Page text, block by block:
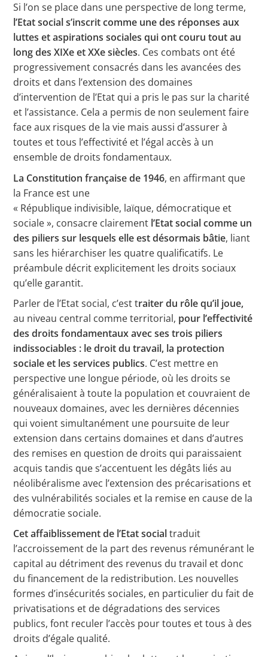
Si l’on se place dans une perspective de long terme,
l’Etat social s’inscrit comme une des réponses aux
luttes et aspirations sociales qui ont couru tout au
long des XIXe et XXe siècles. Ces combats ont été
progressivement consacrés dans les avancées des
droits et dans l’extension des domaines
d’intervention de l’Etat qui a pris le pas sur la charité
et l’assistance. Cela a permis de non seulement faire
face aux risques de la vie mais aussi d’assurer à
toutes et tous l’effectivité et l’égal accès à un
ensemble de droits fondamentaux.
La Constitution française de 1946, en affirmant que
la France est une
« République indivisible, laïque, démocratique et
sociale », consacre clairement l’Etat social comme un
des piliers sur lesquels elle est désormais bâtie, liant
sans les hiérarchiser les quatre qualificatifs. Le
préambule décrit explicitement les droits sociaux
qu’elle garantit.
Parler de l’Etat social, c’est traiter du rôle qu’il joue,
au niveau central comme territorial, pour l’effectivité
des droits fondamentaux avec ses trois piliers
indissociables : le droit du travail, la protection
sociale et les services publics. C’est mettre en
perspective une longue période, où les droits se
généralisaient à toute la population et couvraient de
nouveaux domaines, avec les dernières décennies
qui voient simultanément une poursuite de leur
extension dans certains domaines et dans d’autres
des remises en question de droits qui paraissaient
acquis tandis que s’accentuent les dégâts liés au
néolibéralisme avec l’extension des précarisations et
des vulnérabilités sociales et la remise en cause de la
démocratie sociale.
Cet affaiblissement de l’Etat socialtraduit
l’accroissement de la part des revenus rémunérant le
capital au détriment des revenus du travail et donc
du financement de la redistribution. Les nouvelles
formes d’insécurités sociales, en particulier du fait de
privatisations et de dégradations des services
publics, font reculer l’accès pour toutes et tous à des
droits d’égale qualité.